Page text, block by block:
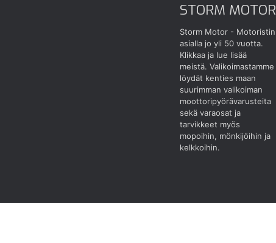
STORM MOTOR
Storm Motor - Motoristin
asialla jo yli 50 vuotta.
Klikkaa ja lue lisää
meistä. Valikoimastamme
löydät kenties maan
suurimman valikoiman
moottoripyörävarusteita
sekä varaosat ja
tarvikkeet myös
mopoihin, mönkijöihin ja
kelkkoihin.